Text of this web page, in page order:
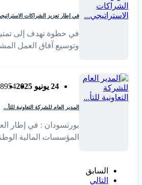
في إطار تعزيز الشراكات
في خطوة تهدف إلى
وتوسيع آفاق العمل
24 يونيو 2025 954
المدير العام للشركة التعاونية للتأ...
بورتسودان : في إطار
المؤسسات المالية
السابق
التالي